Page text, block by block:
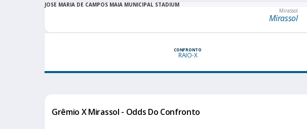
JOSE MARIA DE CAMPOS MAIA MUNICIPAL STADIUM
Mirassol
Mirassol
CONFRONTO
RAIO-X
Grêmio X Mirassol - Odds Do Confronto